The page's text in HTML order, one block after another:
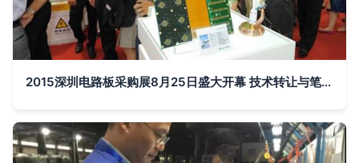
2015深圳电路板采购展8月25日盛大开幕 技术转让与笔记本专区成亮点